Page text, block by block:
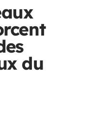
du